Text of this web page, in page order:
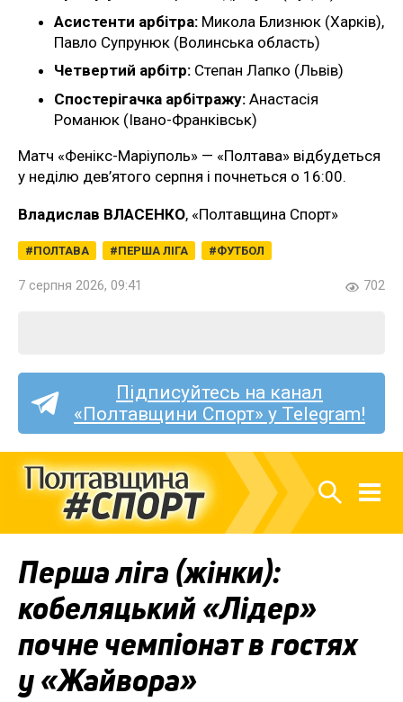
Асистенти арбітра: Микола Близнюк (Харків),
Павло Супрунюк (Волинська область)
Четвертий арбітр: Степан Лапко (Львів)
Спостерігачка арбітражу: Анастасія
Романюк (Івано-Франківськ)
Матч «Фенікс-Маріуполь» — «Полтава» відбудеться
у неділю дев’ятого серпня і почнеться о 16:00.
Владислав ВЛАСЕНКО, «Полтавщина Спорт»
ПОЛТАВА ПЕРША ЛІГА ФУТБОЛ
7 серпня 2026, 09:41 702
Підписуйтесь на канал
«Полтавщини Спорт» у Telegram!
Перша ліга (жінки):
кобеляцький «Лідер»
почне чемпіонат в гостях
у «Жайвора»